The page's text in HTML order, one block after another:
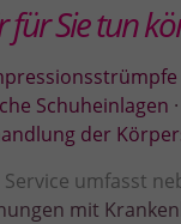
für Sie tun
Schuheinlagen ·
der
Service umfasst
mit